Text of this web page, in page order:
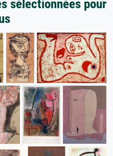
sélectionnées pour